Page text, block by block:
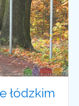
łódzkim